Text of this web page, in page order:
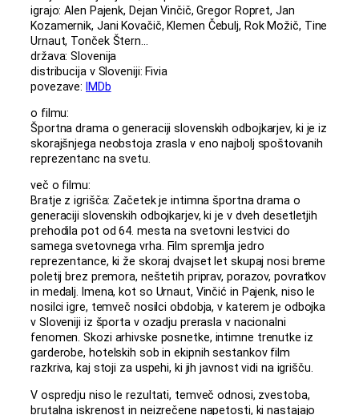
igrajo: Alen Pajenk, Dejan Vinčič, Gregor Ropret, Jan
Kozamernik, Jani Kovačič, Klemen Čebulj, Rok Možič, Tine
Urnaut, Tonček Štern…
država: Slovenija
distribucija v Sloveniji: Fivia
povezave:
IMDb
o filmu:
Športna drama o generaciji slovenskih odbojkarjev, ki je iz
skorajšnjega neobstoja zrasla v eno najbolj spoštovanih
reprezentanc na svetu.
več o filmu:
Bratje z igrišča: Začetek je intimna športna drama o
generaciji slovenskih odbojkarjev, ki je v dveh desetletjih
prehodila pot od 64. mesta na svetovni lestvici do
samega svetovnega vrha. Film spremlja jedro
reprezentance, ki že skoraj dvajset let skupaj nosi breme
poletij brez premora, neštetih priprav, porazov, povratkov
in medalj. Imena, kot so Urnaut, Vinčić in Pajenk, niso le
nosilci igre, temveč nosilci obdobja, v katerem je odbojka
v Sloveniji iz športa v ozadju prerasla v nacionalni
fenomen. Skozi arhivske posnetke, intimne trenutke iz
garderobe, hotelskih sob in ekipnih sestankov film
razkriva, kaj stoji za uspehi, ki jih javnost vidi na igrišču.
V ospredju niso le rezultati, temveč odnosi, zvestoba,
brutalna iskrenost in neizrečene napetosti, ki nastajajo